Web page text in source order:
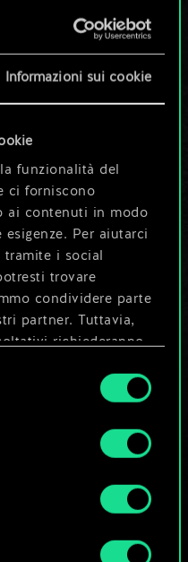
Informazioni sui cookie
funzionalità del
ci forniscono
ai contenuti in modo
Per aiutarci
i social
trovare
condividere parte
partner. Tuttavia,
richiederanno
i cookie e su
qui sotto.
solo un
e crea una
community